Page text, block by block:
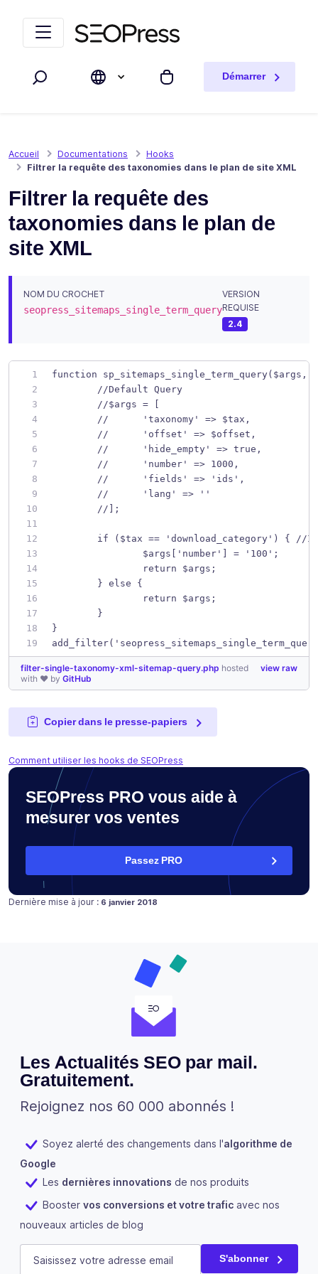
Rechercher Mon panier
Démarrer
Accueil Documentations
Hooks
Filtrer la requête des taxonomies dans le plan de site XML
Filtrer la requête des
taxonomies dans le plan de
site XML
NOM DU CROCHET
seopress_sitemaps_single_term_query
VERSION
REQUISE
2.4
function
	//Default Query
	//$args = [
	//	'taxonomy' => $tax,
	//	'offset' => $offset,
	//	'hide_empty' => true,
	//	'number' => 1000,
	//	'fields' => 'ids',
	//	'lang' => ''
	//];
if ($tax == 'download_category') {
		$args['number'] = '100';
		return $args;
	} else {
		return $args;
	}
}
view raw
filter-single-taxonomy-xml-sitemap-query.php hosted
with ❤ by GitHub
Copier dans le presse-papiers
Comment utiliser les hooks de SEOPress
SEOPress PRO vous aide à
mesurer vos ventes
Passez PRO
Dernière mise à jour : Publié le
6 janvier 2018
Les Actualités SEO par mail.
Gratuitement.
Rejoignez nos 60 000 abonnés !
Soyez alerté des changements dans l'algorithme de
Google
Les dernières innovations de nos produits
Booster vos conversions et votre trafic avec nos
nouveaux articles de blog
Phone
E-mail (Nécessaire) S'abonner